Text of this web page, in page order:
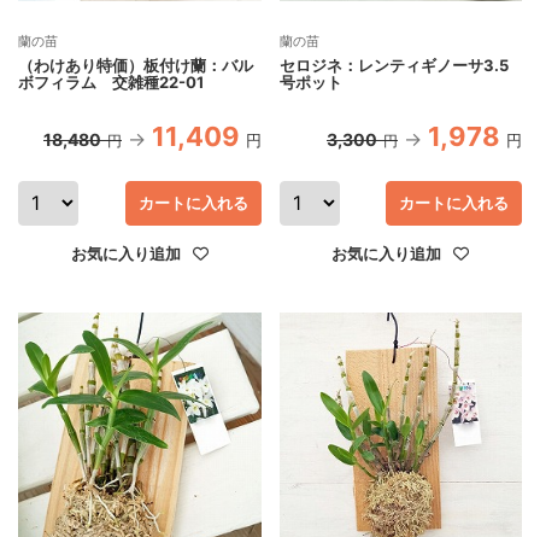
蘭の苗
（わけあり特価）板付け蘭：バル
ボフィラム 交雑種22-01
18,480 円 11,409 円
お気に入り追加
カートに入れる
蘭の苗
セロジネ：レンティギノーサ3.5
号ポット
3,300 円 1,978 円
お気に入り追加
カートに入れる